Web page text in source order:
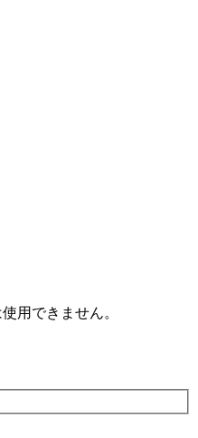
用できません。